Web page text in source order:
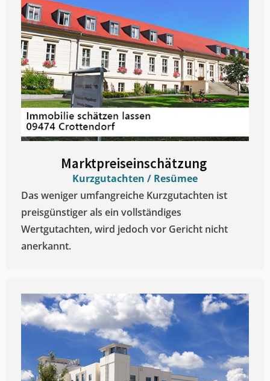
Marktpreiseinschätzung ​
Kurzgutachten / Resümee
Das weniger umfangreiche Kurzgutachten ist
preisgünstiger als ein vollständiges
Wertgutachten, wird jedoch vor Gericht nicht
anerkannt.